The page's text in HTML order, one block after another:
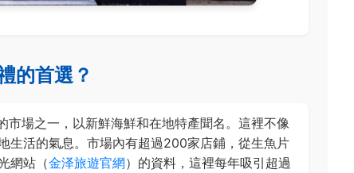
的首選？
場之一，以新鮮海鮮和在地特產聞名。這裡不像
生活的氣息。市場內有超過200家店鋪，從生魚片
網站（金泽旅遊官網）的資料，這裡每年吸引超過